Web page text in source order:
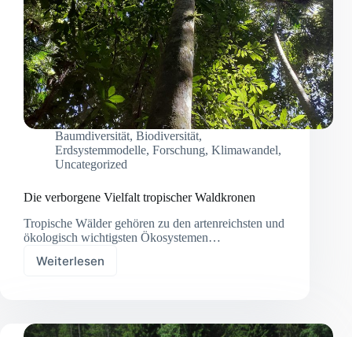
Baumdiversität, Biodiversität,
Erdsystemmodelle, Forschung, Klimawandel,
Uncategorized
Die verborgene Vielfalt tropischer Waldkronen
Tropische Wälder gehören zu den artenreichsten und
ökologisch wichtigsten Ökosystemen…
Weiterlesen
Die
Waldkronen